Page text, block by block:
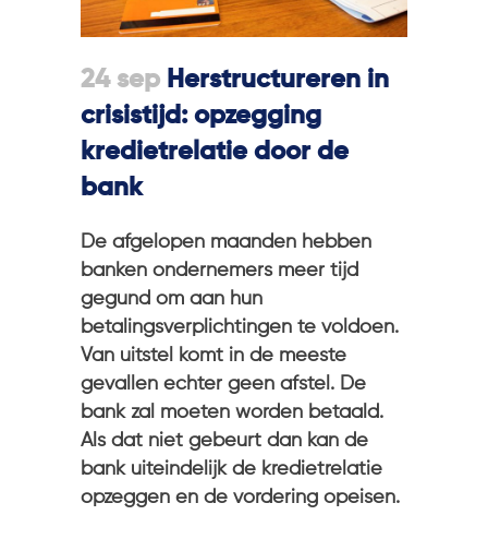
24 sep Herstructureren in
crisistijd: opzegging
kredietrelatie door de
bank
De afgelopen maanden hebben
banken ondernemers meer tijd
gegund om aan hun
betalingsverplichtingen te voldoen.
Van uitstel komt in de meeste
gevallen echter geen afstel. De
bank zal moeten worden betaald.
Als dat niet gebeurt dan kan de
bank uiteindelijk de kredietrelatie
opzeggen en de vordering opeisen.